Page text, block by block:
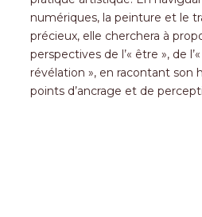
numériques, la peinture et le
précieux, elle cherchera à
perspectives de l’« être », de
révélation », en racontant son
points d’ancrage et de